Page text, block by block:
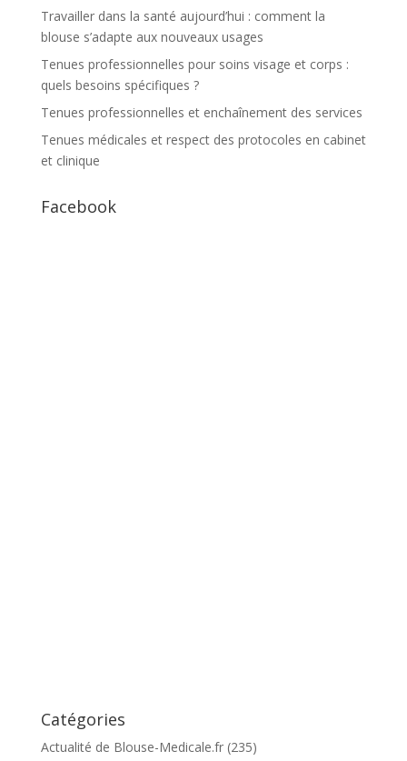
Travailler dans la santé aujourd’hui : comment la
blouse s’adapte aux nouveaux usages
Tenues professionnelles pour soins visage et corps :
quels besoins spécifiques ?
Tenues professionnelles et enchaînement des services
Tenues médicales et respect des protocoles en cabinet
et clinique
Facebook
Catégories
Actualité de Blouse-Medicale.fr(235)